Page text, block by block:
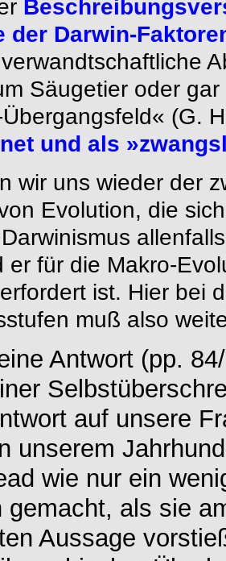
der Darwin-
Säugetier oder
(G.
und als
wir uns wieder der
Evolution, die
er für die Makro-
ist. Hier bei
muß also
Antwort (pp.
auf unsere
unserem
wie nur ein
gemacht, als sie
Aussage